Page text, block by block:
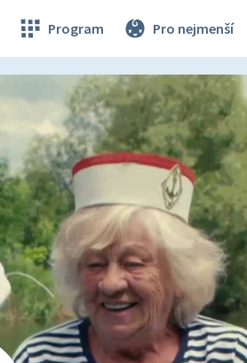
Program Pro nejmenší